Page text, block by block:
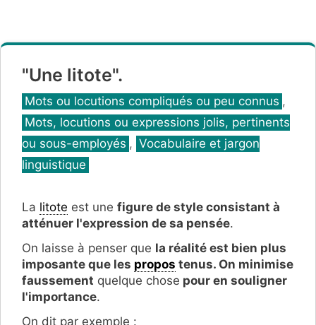
"Une litote".
Catégories
Mots ou locutions compliqués ou peu connus ,
Mots, locutions ou expressions jolis, pertinents
ou sous-employés , Vocabulaire et jargon
linguistique
La litote est une figure de style consistant à
atténuer l'expression de sa pensée.
On laisse à penser que la réalité est bien plus
imposante que les propos tenus. On minimise
faussement quelque chose pour en souligner
l'importance.
On dit par exemple :